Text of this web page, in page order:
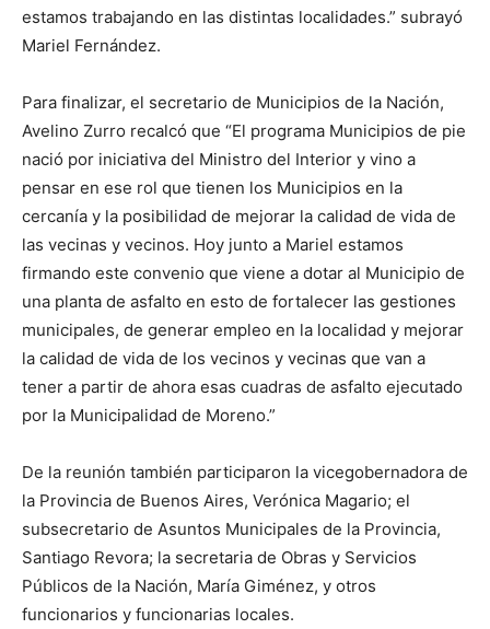
estamos trabajando en las distintas localidades.” subrayó
Mariel Fernández.
Para finalizar, el secretario de Municipios de la Nación,
Avelino Zurro recalcó que “El programa Municipios de pie
nació por iniciativa del Ministro del Interior y vino a
pensar en ese rol que tienen los Municipios en la
cercanía y la posibilidad de mejorar la calidad de vida de
las vecinas y vecinos. Hoy junto a Mariel estamos
firmando este convenio que viene a dotar al Municipio de
una planta de asfalto en esto de fortalecer las gestiones
municipales, de generar empleo en la localidad y mejorar
la calidad de vida de los vecinos y vecinas que van a
tener a partir de ahora esas cuadras de asfalto ejecutado
por la Municipalidad de Moreno.”
De la reunión también participaron la vicegobernadora de
la Provincia de Buenos Aires, Verónica Magario; el
subsecretario de Asuntos Municipales de la Provincia,
Santiago Revora; la secretaria de Obras y Servicios
Públicos de la Nación, María Giménez, y otros
funcionarios y funcionarias locales.